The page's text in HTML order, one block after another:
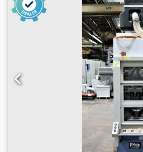
mm Y-tengely: 225 mm Z-
Lehmann EA-507, 360°
teljes lista): Hasegawa PM 150
állású szerszámváltó Lehmann
transzformátor Tűzoltó
Teljes üzemeltetési
terjedelem a képgaléria szerint
pontosságáért, teljességéért
felelősséget nem vállalunk